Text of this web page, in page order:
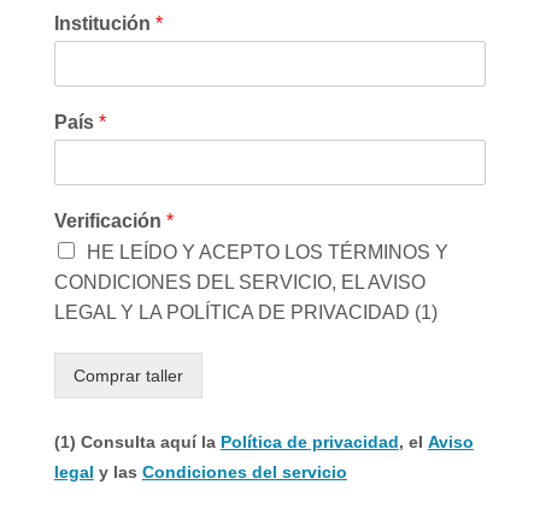
Institución *
País *
Verificación *
HE LEÍDO Y ACEPTO LOS TÉRMINOS Y
CONDICIONES DEL SERVICIO, EL AVISO
LEGAL Y LA POLÍTICA DE PRIVACIDAD (1)
Comprar taller
(1) Consulta aquí la Política de privacidad, el Aviso
legal y las Condiciones del servicio